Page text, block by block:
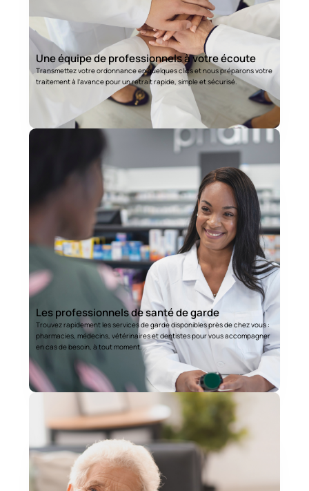
Une équipe de professionnels à votre écoute
Transmettez votre ordonnance en quelques clics et nous préparons votre
traitement à l’avance pour un retrait rapide, simple et sécurisé.
Les professionnels de santé de garde
Trouvez rapidement les services de garde disponibles près de chez vous :
pharmacies, médecins, vétérinaires et dentistes pour vous accompagner
en cas de besoin, à tout moment.